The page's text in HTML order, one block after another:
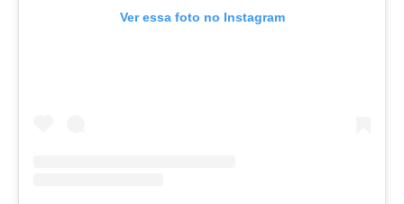
Ver essa foto no Instagram